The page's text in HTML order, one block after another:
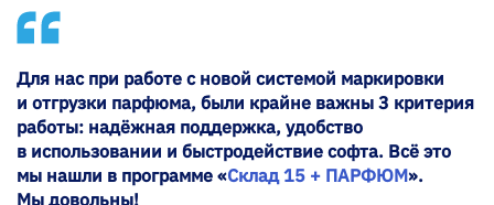
Для нас при работе с новой системой маркировки
и отгрузки парфюма, были крайне важны 3 критерия
работы: надёжная поддержка, удобство
в использовании и быстродействие софта. Всё это
мы нашли в программе «Склад 15 + ПАРФЮМ».
Мы довольны!